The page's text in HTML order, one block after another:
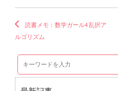
読書メモ：数学ガール4 乱択ア
ルゴリズム